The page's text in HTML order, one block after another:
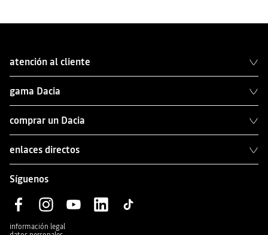
atención al cliente
gama Dacia
comprar un Dacia
enlaces directos
Síguenos
información legal